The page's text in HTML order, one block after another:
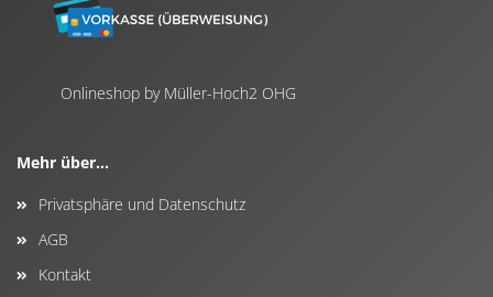
Onlineshop by Müller-Hoch2 OHG
Mehr über...
Privatsphäre und Datenschutz
AGB
Kontakt